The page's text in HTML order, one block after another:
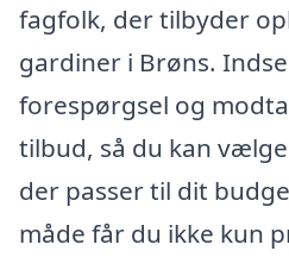
fagfolk, der tilbyder
gardiner i Brøns.
forespørgsel og
tilbud, så du kan
der passer til dit
måde får du ikke kun